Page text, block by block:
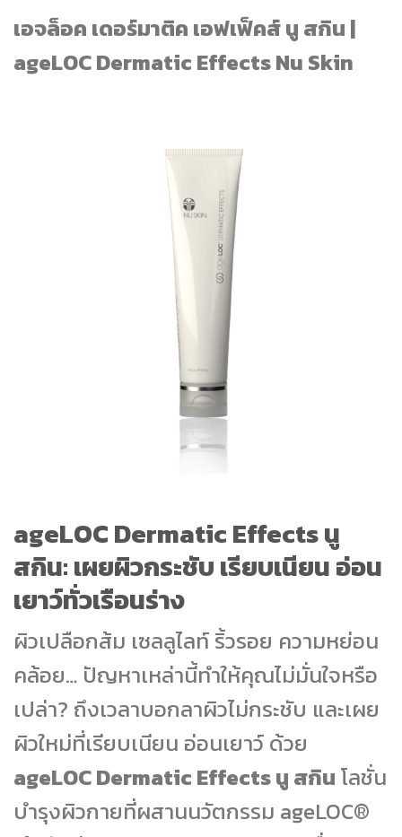
เอจล็อค เดอร์มาติค เอฟเฟ็คส์ นู สกิน |
ageLOC Dermatic Effects Nu Skin
ageLOC Dermatic Effects นู
สกิน: เผยผิวกระชับ เรียบเนียน อ่อน
เยาว์ทั่วเรือนร่าง
ผิวเปลือกส้ม เซลลูไลท์ ริ้วรอย ความหย่อน
คล้อย… ปัญหาเหล่านี้ทำให้คุณไม่มั่นใจหรือ
เปล่า? ถึงเวลาบอกลาผิวไม่กระชับ และเผย
ผิวใหม่ที่เรียบเนียน อ่อนเยาว์ ด้วย
ageLOC Dermatic Effects นู สกิน โลชั่น
บำรุงผิวกายที่ผสานนวัตกรรม ageLOC®